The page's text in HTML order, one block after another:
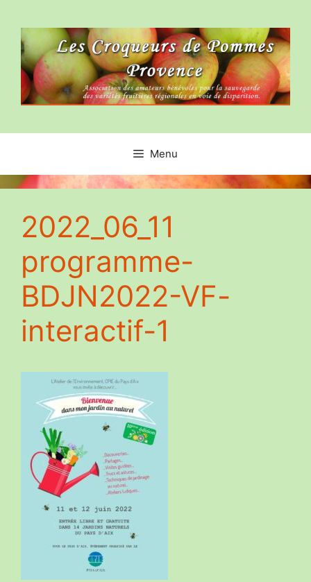
contenu
Menu
2022_06_11
programme-
BDJN2022-VF-
interactif-1